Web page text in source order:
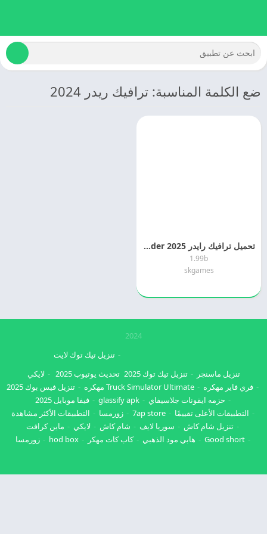
ضع الكلمة المناسبة: ترافيك ريدر 2024
تحميل ترافيك رايدر 2025 Traffic Rider مهكره اخر اصدار مجانا
1.99b
skgames
2024
تنزيل ماسنجر تنزيل تيك توك 2025
تنزيل تيك توك لايت
تحديث يوتيوب 2025
لايكي
فري فاير مهكره
Truck Simulator Ultimate مهكره
تنزيل فيس بوك 2025
حزمه ايقونات جلاسيفاي
glassify apk
فيفا موبايل 2025
التطبيقات الأعلى تقييمًا
7ap store زورمسا
التطبيقات الأكثر مشاهدة
تنزيل شام كاش
سوريا لايف شام كاش لايكي
ماين كرافت
Good short
هابي مود الذهبي كاب كات مهكر hod box زورمسا